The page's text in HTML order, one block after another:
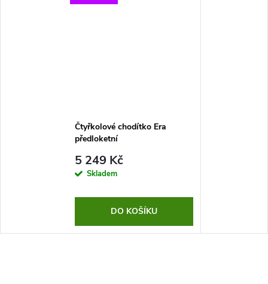
Čtyřkolové chodítko Era
předloketní
5 249 Kč
Skladem
DO KOŠÍKU